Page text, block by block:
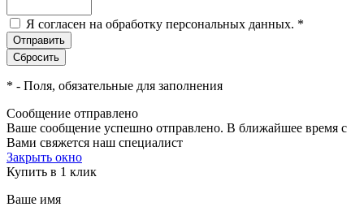
Я согласен на обработку персональных данных. *
* - Поля, обязательные для заполнения
Сообщение отправлено
Ваше сообщение успешно отправлено. В ближайшее время с
Вами свяжется наш специалист
Закрыть окно
Купить в 1 клик
Ваше имя